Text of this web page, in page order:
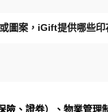
圖案，iGift提供哪些印
險、證券）、物業管理